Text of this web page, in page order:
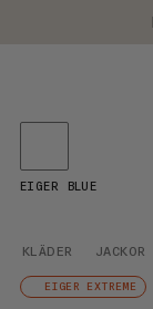
KLÄDER
EIGER EXTREME
EIGER BLUE